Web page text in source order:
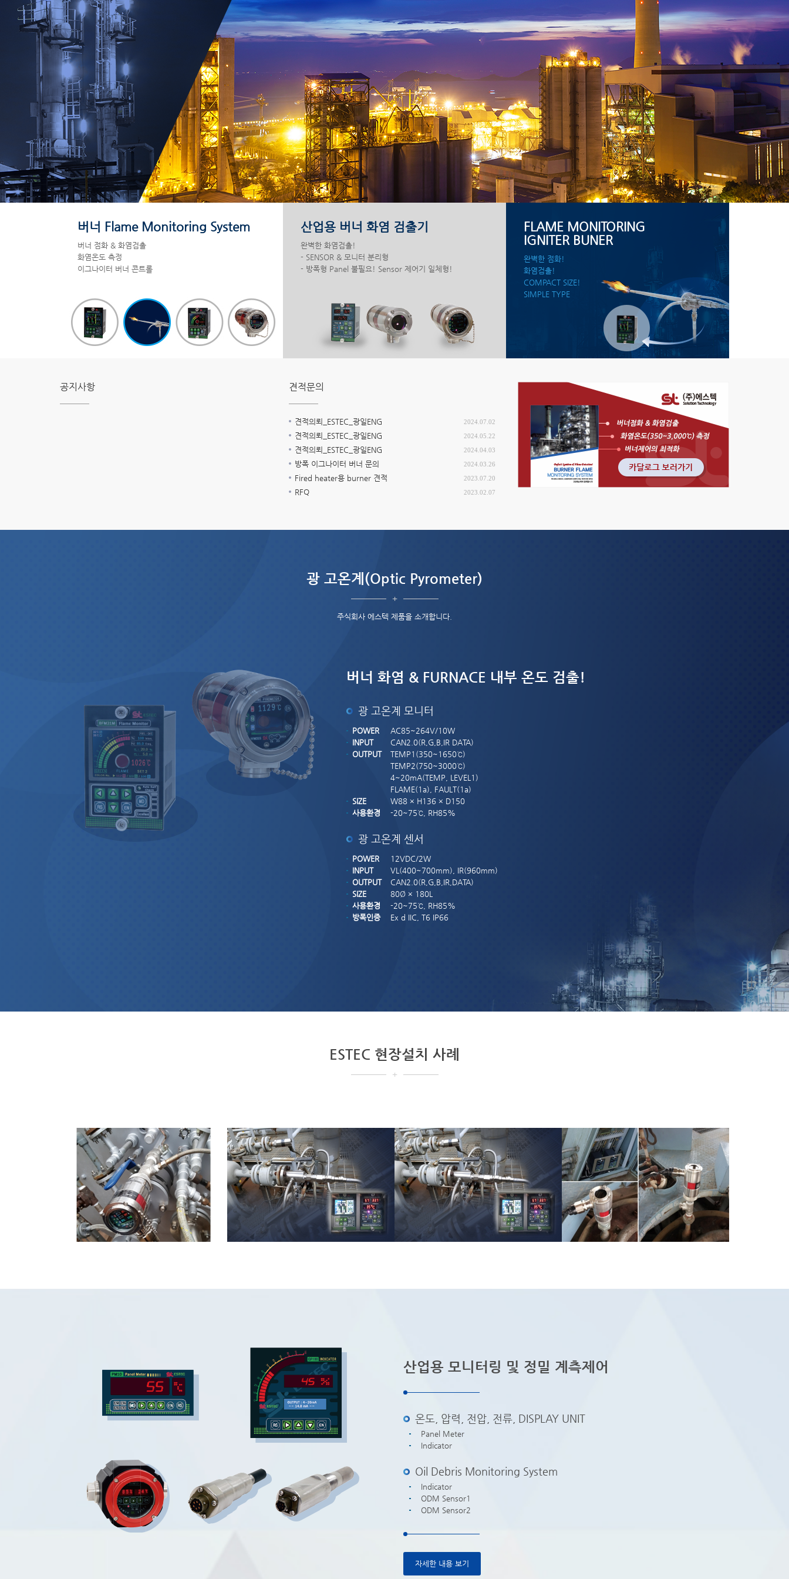
버너 Flame Monitoring System
버너 점화 & 화염검출
화염온도 측정
이그나이터 버너 콘트롤
산업용 버너 화염 검출기
완벽한 화염검출!
- SENSOR & 모니터 분리형
- 방폭형 Panel 불필요! Sensor 제어기 일체형!
FLAME MONITORING
IGNITER BUNER
완벽한 점화!
화염검출!
COMPACT SIZE!
SIMPLE TYPE
공지사항 견적문의
견적의뢰_ESTEC_광일ENG 2024.07.02
견적의뢰_ESTEC_광일ENG 2024.05.22
견적의뢰_ESTEC_광일ENG 2024.04.03
방폭 이그나이터 버너 문의 2024.03.26
Fired heater용 burner 견적 2023.07.20
RFQ 2023.02.07
광 고온계(Optic Pyrometer)
+
주식회사 에스텍 제품을 소개합니다.
버너 화염 & FURNACE 내부 온도 검출!
광 고온계 모니터
POWER
AC85~264V/10W
INPUT
CAN2.0(R,G,B,IR DATA)
OUTPUT
TEMP1(350~1650℃)
TEMP2(750~3000℃)
4~20mA(TEMP, LEVEL1)
FLAME(1a), FAULT(1a)
SIZE
W88 × H136 × D150
사용환경
-20~75℃, RH85%
광 고온계 센서
POWER
12VDC/2W
INPUT
VL(400~700mm), IR(960mm)
OUTPUT
CAN2.0(R,G,B,IR,DATA)
SIZE
80Ø × 180L
사용환경
-20~75℃, RH85%
방폭인증
Ex d IIC, T6 IP66
ESTEC 현장설치 사례
+
산업용 모니터링 및 정밀 계측제어
온도, 압력, 전압, 전류, DISPLAY UNIT
Panel Meter
Indicator
Oil Debris Monitoring System
Indicator
ODM Sensor1
ODM Sensor2
자세한 내용 보기